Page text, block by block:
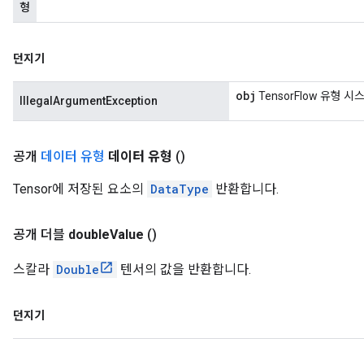
형
던지기
IllegalArgumentException obj TensorFlow 유형 시
공개 데이터 유형 데이터 유형 ()
Tensor에 저장된 요소의 DataType 반환합니다.
공개 더블 doubleValue ()
스칼라 Double 텐서의 값을 반환합니다.
던지기